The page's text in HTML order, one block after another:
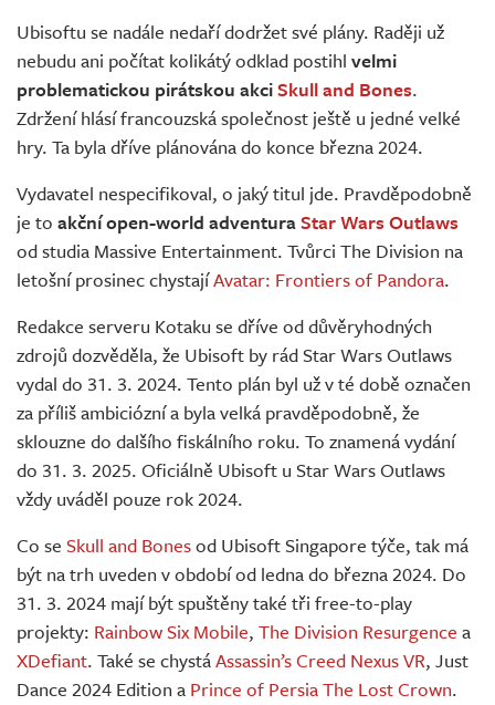
Živě
Ubisoftu se nadále nedaří dodržet své plány. Raději už
nebudu ani počítat kolikátý odklad postihl velmi
problematickou pirátskou akciSkull and Bones.
Zdržení hlásí francouzská společnost ještě u jedné velké
hry. Ta byla dříve plánována do konce března 2024.
Vydavatel nespecifikoval, o jaký titul jde. Pravděpodobně
je to akční open-world adventuraStar Wars Outlaws
od studia Massive Entertainment. Tvůrci The Division na
letošní prosinec chystajíAvatar: Frontiers of Pandora.
Redakce serveru Kotaku se dříve od důvěryhodných
zdrojů dozvěděla, že Ubisoft by rád Star Wars Outlaws
vydal do 31. 3. 2024. Tento plán byl už v té době označen
za příliš ambiciózní a byla velká pravděpodobně, že
sklouzne do dalšího fiskálního roku. To znamená vydání
do 31. 3. 2025. Oficiálně Ubisoft u Star Wars Outlaws
vždy uváděl pouze rok 2024.
Co se Skull and Bonesod Ubisoft Singapore týče, tak má
být na trh uveden v období od ledna do března 2024. Do
31. 3. 2024 mají být spuštěny také tři free-to-play
projekty: Rainbow Six Mobile, The Division Resurgence a
XDefiant. Také se chystáAssassin’s Creed Nexus VR, Just
Dance 2024 Edition a Prince of Persia The Lost Crown.